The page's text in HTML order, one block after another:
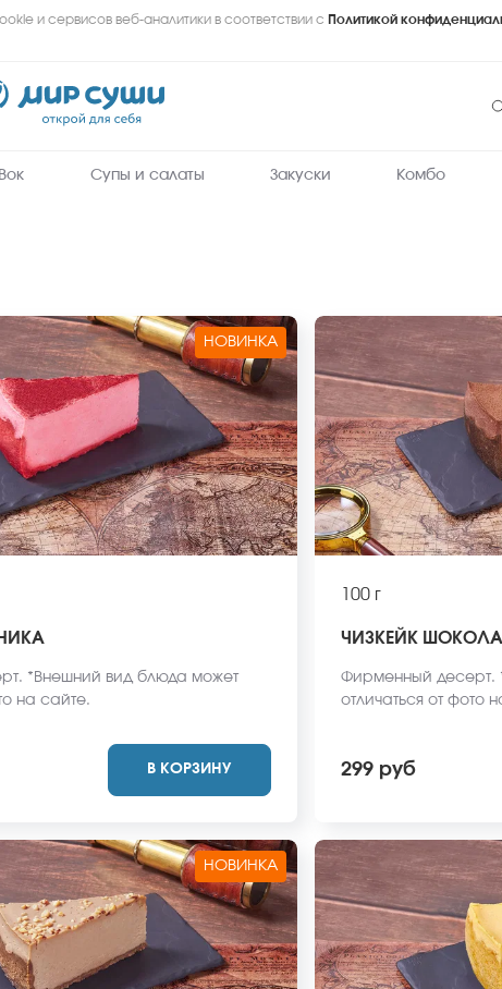
и сервисов веб-аналитики в соответствии с Политикой
-
заказать
вкусные
Вок Супы и салаты Закуски Комбо
НОВИНКА
*Внешний вид блюда может
на сайте.
В КОРЗИНУ
100 г
ЧИЗКЕЙК
Фирменный десерт.
отличаться от фото
299 руб
НОВИНКА